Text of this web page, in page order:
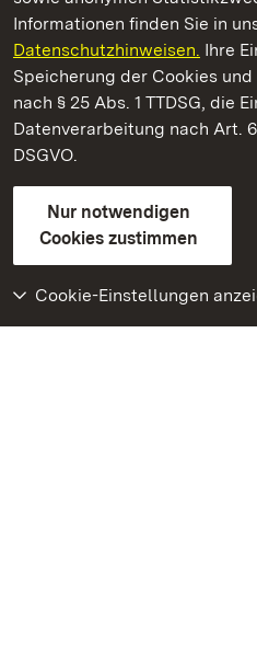
Informationen finden Sie in
Datenschutzhinweisen. Ihre
Speicherung der Cookies
nach § 25 Abs. 1 TTDSG, die
Datenverarbeitung nach Art.
DSGVO.
Nur notwendigen
Cookies zustimmen
Cookie-Einstellungen
Staatliche Schlösser und Gärten
Staatliche Schlösser und
Kontakt
GebärdenspracheLeichte
Erklärung zur Barrierefreiheit
BITV-konform (geprüfte Seiten)
Weiteres